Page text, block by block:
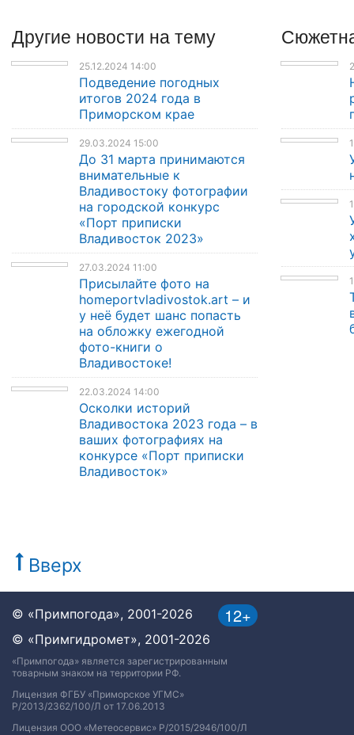
Другие новости на тему
25.12.2024 14:00
Подведение погодных
итогов 2024 года в
Приморском крае
29.03.2024 15:00
До 31 марта принимаются
внимательные к
Владивостоку фотографии
на городской конкурс
«Порт приписки
Владивосток 2023»
27.03.2024 11:00
Присылайте фото на
homeportvladivostok.art – и
у неё будет шанс попасть
на обложку ежегодной
фото-книги о
Владивостоке!
22.03.2024 14:00
Осколки историй
Владивостока 2023 года – в
ваших фотографиях на
конкурсе «Порт приписки
Владивосток»
Вверх
12+
© «Примпогода», 2001-2026
© «Примгидромет», 2001-2026
«Примпогода» является зарегистрированным
товарным знаком на территории РФ.
Лицензия ФГБУ «Приморское УГМС»
Р/2013/2362/100/Л от 17.06.2013
Лицензия ООО «Метеосервис» Р/2015/2946/100/Л